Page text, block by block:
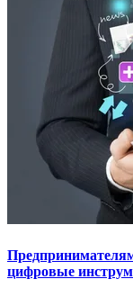
цифровые